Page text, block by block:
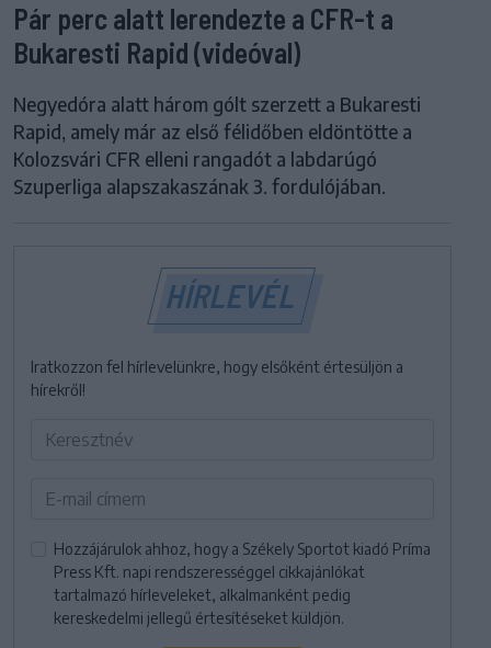
Pár perc alatt lerendezte a CFR-t a
Bukaresti Rapid (videóval)
Negyedóra alatt három gólt szerzett a Bukaresti
Rapid, amely már az első félidőben eldöntötte a
Kolozsvári CFR elleni rangadót a labdarúgó
Szuperliga alapszakaszának 3. fordulójában.
HÍRLEVÉL
Iratkozzon fel hírlevelünkre, hogy elsőként értesüljön a
hírekről!
Hozzájárulok ahhoz, hogy a Székely Sportot kiadó Príma
Press Kft. napi rendszerességgel cikkajánlókat
tartalmazó hírleveleket, alkalmanként pedig
kereskedelmi jellegű értesítéseket küldjön.